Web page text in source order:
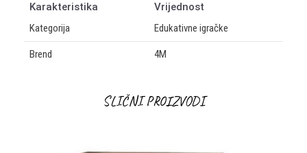
Karakteristika
Vrijednost
Kategorija
Edukativne igračke
Brend 4M
SLIČNI PROIZVODI